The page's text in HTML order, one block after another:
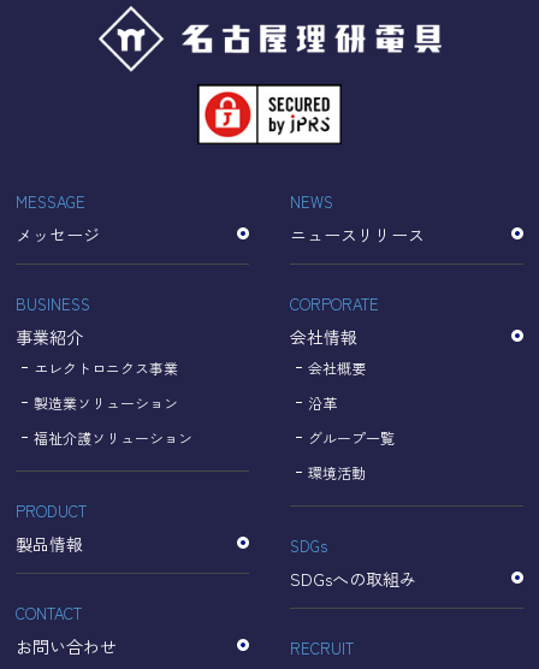
当サイトでは、より良いサービスの提供、またユーザビリ
ティの向上のため、Googleアナリティクスを使用し、当サ
イトの利用状況などのデータ収集及び解析を行っておりま
す。その際、「Cookie」を通じて、Googleがお客様のIPア
ドレスなどの情報を収集する場合がありますが、
「Cookie」で収集される情報は個人を特定できるものでは
収集されたデータはGoogleのプライバシーポリシーにおい
て管理されます。
なお、当サイトのご利用をもって、上述の方法・目的にお
いてGoogle及び当サイトが行うデータ処理に関し、お客様
【Googleのプライバシーポリシー】
https://policies.google.com/privacy?hl=ja
https://policies.google.com/technologies/partner-sites?
hl=ja
個人情報に関するお問い合わせ窓口
名古屋理研電具株式会社
TEL：052-833-1248
MESSAGE
メッセージ
BUSINESS
事業紹介
エレクトロニクス事業
製造業ソリューション
福祉介護ソリューション
PRODUCT
製品情報
CONTACT
お問い合わせ
NEWS
ニュースリリース
CORPORATE
会社情報
会社概要
沿革
グループ一覧
環境活動
SDGs
SDGsへの取組み
RECRUIT